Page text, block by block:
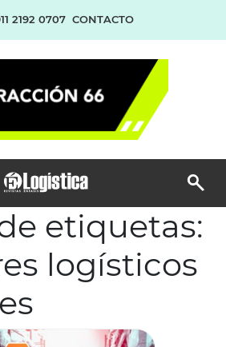
2192 0707 CONTACTO
etiquetas:
logísticos